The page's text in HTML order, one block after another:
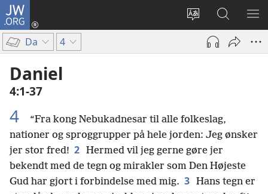
JW.ORG
Vælg
sprog
Log
på
(åbner
Søg
på
JW.ORG
VIS
Da 4
Daniel
4:1-37
4
“Fra kong Nebukadnesar til alle folkeslag,
nationer og sproggrupper på hele jorden: Jeg ønsker
jer stor fred! 2 Hermed vil jeg gerne gøre jer
bekendt med de tegn og mirakler som Den Højeste
Gud har gjort i forbindelse med mig. 3 Hans tegn er